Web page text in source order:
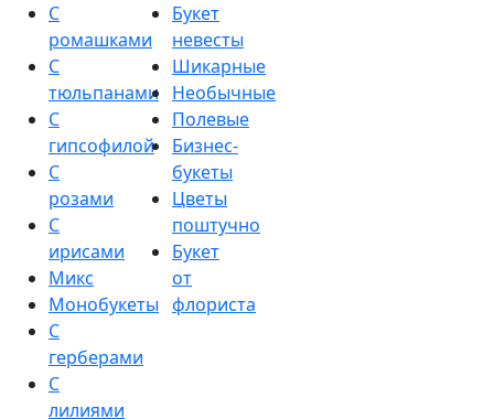
С
ромашками
С
тюльпанами
С
гипсофилой
С
розами
С
ирисами
Микс
Монобукеты
С
герберами
С
лилиями
Букет
невесты
Шикарные
Необычные
Полевые
Бизнес-
букеты
Цветы
поштучно
Букет
от
флориста